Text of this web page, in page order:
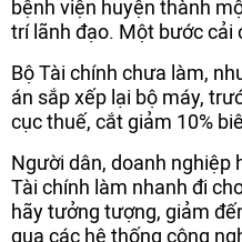
bệnh viện huyện thành
trí lãnh đạo. Một bước cải
Bộ Tài chính chưa làm,
án sắp xếp lại bộ máy,
cục thuế, cắt giảm 10%
Người dân, doanh nghiệp
Tài chính làm nhanh đi
hãy tưởng tượng, giảm
qua các hệ thống công